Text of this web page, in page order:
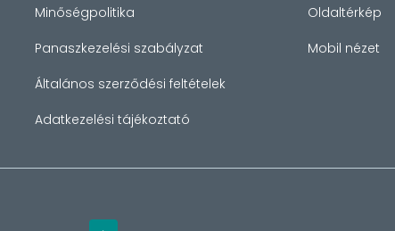
Minőségpolitika
Panaszkezelési szabályzat
Általános szerződési feltételek
Adatkezelési tájékoztató
Oldaltérkép
Mobil nézet